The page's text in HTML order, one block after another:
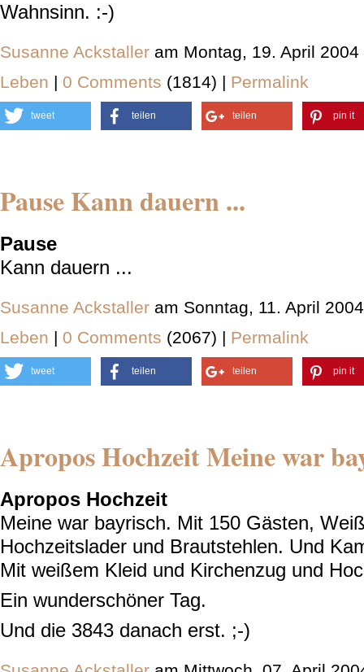
Wahnsinn. :-)
Susanne Ackstaller am Montag, 19. April
Leben | 0 Comments (1814) | Permalink
tweet teilen teilen pin it
Pause Kann dauern ...
Pause
Kann dauern ...
Susanne Ackstaller am Sonntag, 11. April
Leben | 0 Comments (2067) | Permalink
tweet teilen teilen pin it
Apropos Hochzeit Meine war
Apropos Hochzeit
Meine war bayrisch. Mit 150 Gästen,
Hochzeitslader und Brautstehlen. Und
Mit weißem Kleid und Kirchenzug und
Ein wunderschöner Tag.
Und die 3843 danach erst. ;-)